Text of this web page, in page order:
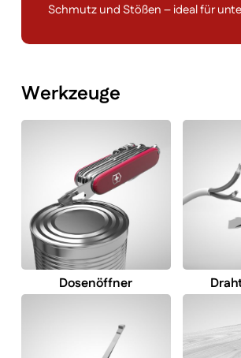
Schmutz und Stößen – ideal für
Werkzeuge
Dosenöffner